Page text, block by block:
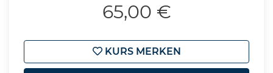
65,00 €
KURS MERKEN